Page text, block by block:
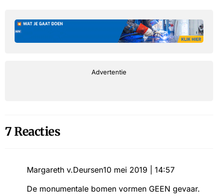
Advertentie
7 Reacties
Margareth v.Deursen10 mei 2019 | 14:57
De monumentale bomen vormen GEEN gevaar.